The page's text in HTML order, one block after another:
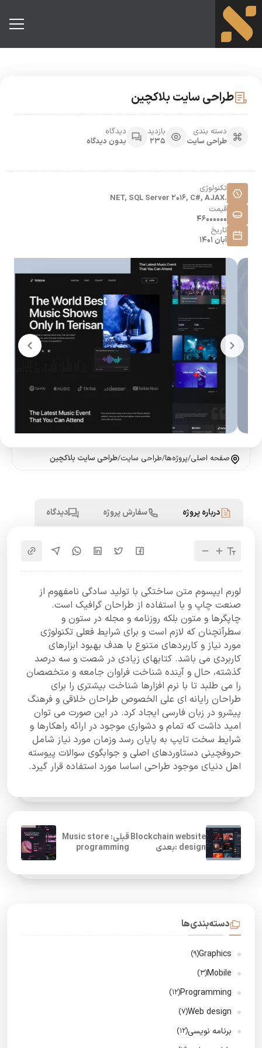
طراحی سایت بلاکچین
دسته بندی
طراحی سایت
بازدید
235
دیدگاه
بدون دیدگاه
تکنولوژی
.NET, SQL Server 2016, C#, AJAX
قیمت
46000000
تاریخ
آبان 1401
صفحه اصلی/پروژه‌ها/طراحی سایت/طراحی سایت بلاکچین
درباره پروژه سفارش پروژه دیدگاه
لورم ایپسوم متن ساختگی با تولید سادگی نامفهوم از
صنعت چاپ و با استفاده از طراحان گرافیک است.
چاپگرها و متون بلکه روزنامه و مجله در ستون و
سطرآنچنان که لازم است و برای شرایط فعلی تکنولوژی
مورد نیاز و کاربردهای متنوع با هدف بهبود ابزارهای
کاربردی می باشد. کتابهای زیادی در شصت و سه درصد
گذشته، حال و آینده شناخت فراوان جامعه و متخصصان
را می طلبد تا با نرم افزارها شناخت بیشتری را برای
طراحان رایانه ای علی الخصوص طراحان خلاقی و فرهنگ
پیشرو در زبان فارسی ایجاد کرد. در این صورت می توان
امید داشت که تمام و دشواری موجود در ارائه راهکارها و
شرایط سخت تایپ به پایان رسد وزمان مورد نیاز شامل
حروفچینی دستاوردهای اصلی و جوابگوی سوالات پیوسته
اهل دنیای موجود طراحی اساسا مورد استفاده قرار گیرد.
Blockchain website
design :بعدی
قبلی: Music store
programming
دسته‌بندی‌ها
Graphics
(9)
Mobile
(3)
Programming
(12)
Web design
(7)
برنامه نویسی(12)